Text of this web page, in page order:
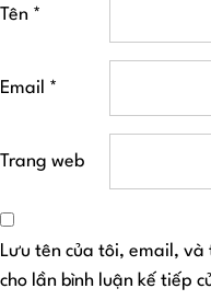
Tên *
Email *
Trang web
Lưu tên của tôi, email,
cho lần bình luận kế tiếp